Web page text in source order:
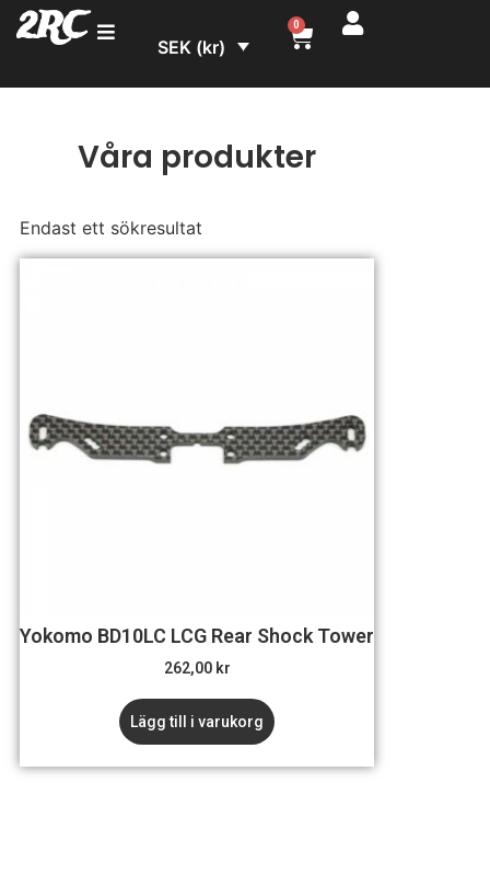
2RC SEK (kr)
0
Våra produkter
Endast ett sökresultat
Yokomo BD10LC LCG Rear Shock Tower
262,00 kr
Lägg till i varukorg